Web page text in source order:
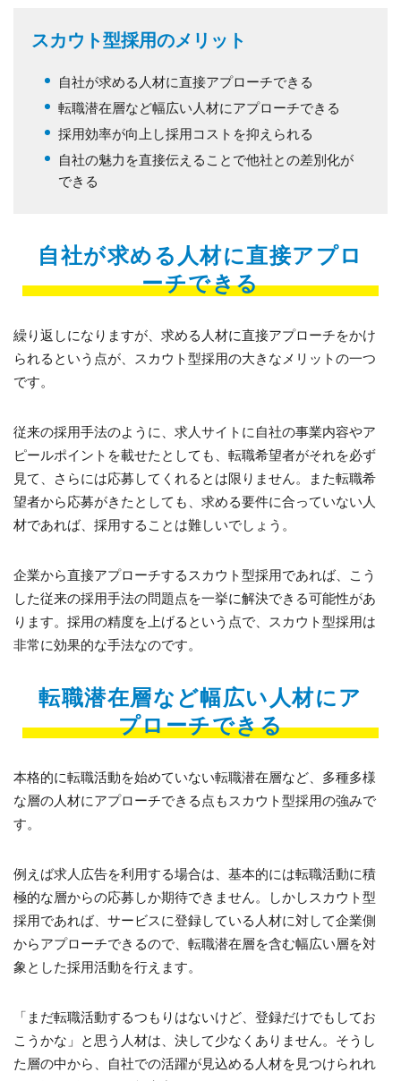
スカウト型採用のメリット
自社が求める人材に直接アプローチできる
転職潜在層など幅広い人材にアプローチできる
採用効率が向上し採用コストを抑えられる
自社の魅力を直接伝えることで他社との差別化が
できる
自社が求める人材に直接アプロ
ーチできる
繰り返しになりますが、求める人材に直接アプローチをかけ
られるという点が、スカウト型採用の大きなメリットの一つ
です。
従来の採用手法のように、求人サイトに自社の事業内容やア
ピールポイントを載せたとしても、転職希望者がそれを必ず
見て、さらには応募してくれるとは限りません。また転職希
望者から応募がきたとしても、求める要件に合っていない人
材であれば、採用することは難しいでしょう。
企業から直接アプローチするスカウト型採用であれば、こう
した従来の採用手法の問題点を一挙に解決できる可能性があ
ります。採用の精度を上げるという点で、スカウト型採用は
非常に効果的な手法なのです。
転職潜在層など幅広い人材にア
プローチできる
本格的に転職活動を始めていない転職潜在層など、多種多様
な層の人材にアプローチできる点もスカウト型採用の強みで
す。
例えば求人広告を利用する場合は、基本的には転職活動に積
極的な層からの応募しか期待できません。しかしスカウト型
採用であれば、サービスに登録している人材に対して企業側
からアプローチできるので、転職潜在層を含む幅広い層を対
象とした採用活動を行えます。
「まだ転職活動するつもりはないけど、登録だけでもしてお
こうかな」と思う人材は、決して少なくありません。そうし
た層の中から、自社での活躍が見込める人材を見つけられれ